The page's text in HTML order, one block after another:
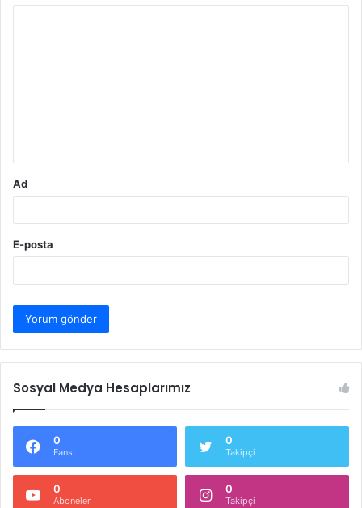
Ad
E-posta
Sosyal Medya Hesaplarımız
0
Fans
0
Takipçi
0
Aboneler
0
Takipçi